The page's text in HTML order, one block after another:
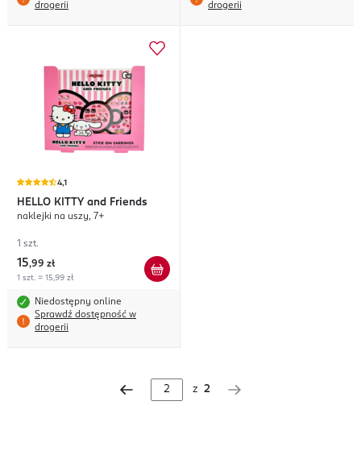
drogerii
drogerii
4,1
HELLO KITTY and Friends
naklejki na uszy, 7+
1 szt.
15,99 zł
1 szt. = 15,99 zł
Niedostępny online
Sprawdź dostępność w
drogerii
z 2